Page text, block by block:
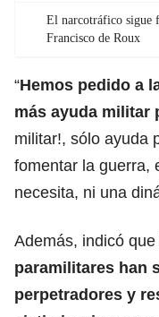
El narcotráfico sigue
Francisco de Roux
“Hemos pedido a
más ayuda militar
militar!, sólo ayuda
fomentar la guerra,
necesita, ni una
Además, indicó
paramilitares han
perpetradores y